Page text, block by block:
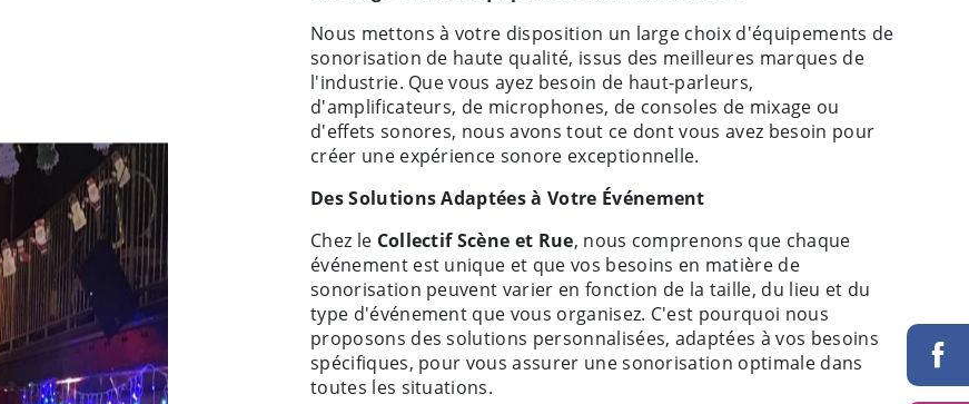
Nous mettons à votre disposition un large choix d'équipements de
sonorisation de haute qualité, issus des meilleures marques de
l'industrie. Que vous ayez besoin de haut-parleurs,
d'amplificateurs, de microphones, de consoles de mixage ou
d'effets sonores, nous avons tout ce dont vous avez besoin pour
créer une expérience sonore exceptionnelle.
Des Solutions Adaptées à Votre Événement
Chez le Collectif Scène et Rue, nous comprenons que chaque
événement est unique et que vos besoins en matière de
sonorisation peuvent varier en fonction de la taille, du lieu et du
type d'événement que vous organisez. C'est pourquoi nous
proposons des solutions personnalisées, adaptées à vos besoins
spécifiques, pour vous assurer une sonorisation optimale dans
toutes les situations.